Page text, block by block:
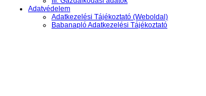
Adatvédelem
Adatkezelési Tájékoztató (Weboldal)
Babanapló Adatkezelési Tájékoztató